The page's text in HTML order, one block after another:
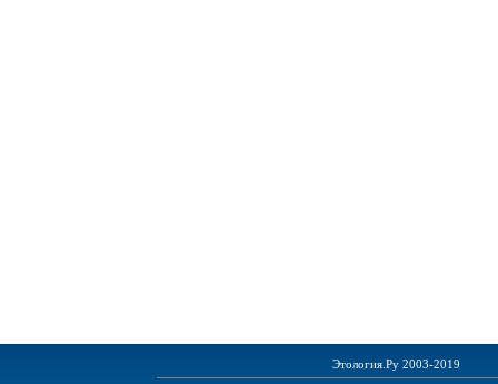
Этология.Ру 2003-2019